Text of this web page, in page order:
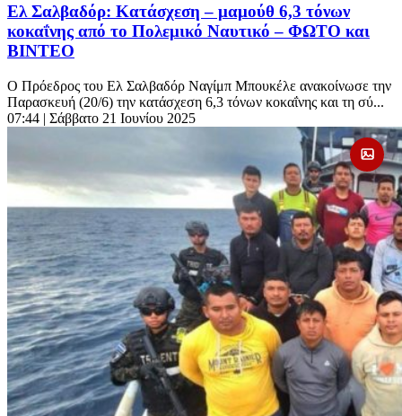
Ελ Σαλβαδόρ: Κατάσχεση – μαμούθ 6,3 τόνων
κοκαΐνης από το Πολεμικό Ναυτικό – ΦΩΤΟ και
ΒΙΝΤΕΟ
Ο Πρόεδρος του Ελ Σαλβαδόρ Ναγίμπ Μπουκέλε ανακοίνωσε την
Παρασκευή (20/6) την κατάσχεση 6,3 τόνων κοκαΐνης και τη σύ...
07:44 | Σάββατο 21 Ιουνίου 2025